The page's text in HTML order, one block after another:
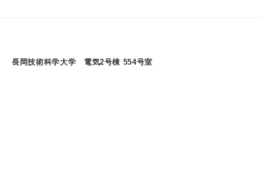
ブ
長岡技術科学大学 電気2号棟 554号室